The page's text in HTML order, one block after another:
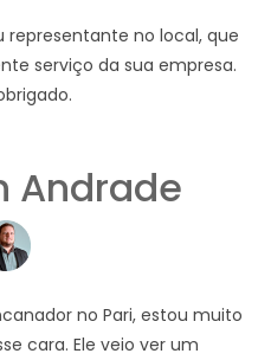
representante no local, que
serviço da sua empresa.
Andrade
no Pari, estou muito
cara. Ele veio ver um